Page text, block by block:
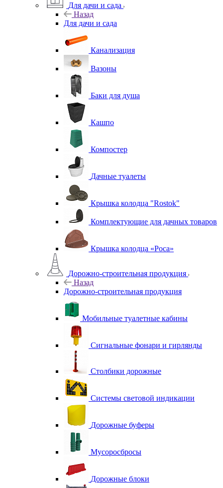
Для дачи и сада
Назад
Для дачи и сада
Канализация
Вазоны
Баки для душа
Кашпо
Компостер
Дачные туалеты
Крышка колодца "Rostok"
Комплектующие для дачных товаров
Крышка колодца «Роса»
Дорожно-строительная продукция
Назад
Дорожно-строительная продукция
Мобильные туалетные кабины
Сигнальные фонари и гирлянды
Столбики дорожные
Системы световой индикации
Дорожные буферы
Мусоросбросы
Дорожные блоки